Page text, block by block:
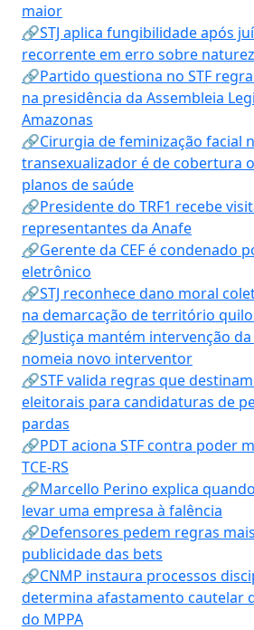
maior
🔗STJ aplica fungibilidade após
recorrente em erro sobre
🔗Partido questiona no STF
na presidência da Assembleia
Amazonas
🔗Cirurgia de feminização facial
transexualizador é de cobertura
planos de saúde
🔗Presidente do TRF1 recebe
representantes da Anafe
🔗Gerente da CEF é condenado
eletrônico
🔗STJ reconhece dano moral
na demarcação de território
🔗Justiça mantém intervenção da
nomeia novo interventor
🔗STF valida regras que
eleitorais para candidaturas de
pardas
🔗PDT aciona STF contra poder
TCE-RS
🔗Marcello Perino explica
levar uma empresa à falência
🔗Defensores pedem regras
publicidade das bets
🔗CNMP instaura processos
determina afastamento cautelar
do MPPA